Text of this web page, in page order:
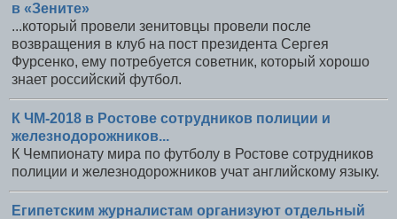
в «Зените»
...который провели зенитовцы провели после
возвращения в клуб на пост президента Сергея
Фурсенко, ему потребуется советник, который хорошо
знает российский футбол.
К ЧМ-2018 в Ростове сотрудников полиции и
железнодорожников...
К Чемпионату мира по футболу в Ростове сотрудников
полиции и железнодорожников учат английскому языку.
Египетским журналистам организуют отдельный